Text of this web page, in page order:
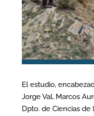
El estudio,
Jorge Val, Marcos
Dpto. de Ciencias de